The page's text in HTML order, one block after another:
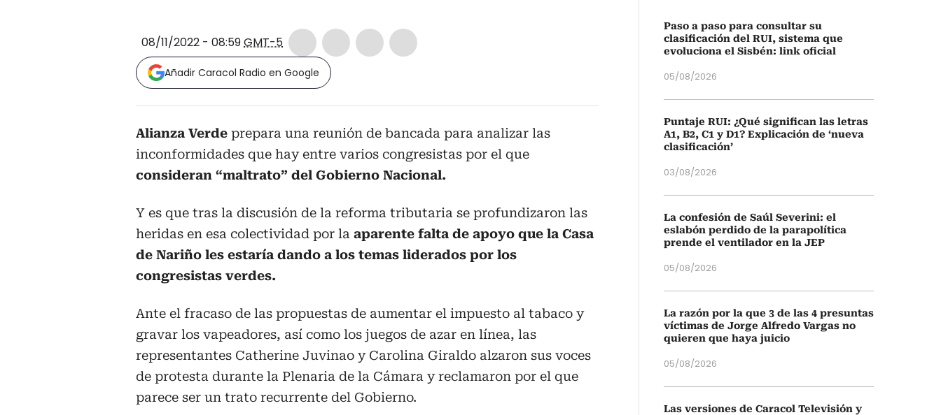
08/11/2022 - 08:59GMT-5
Añadir Caracol Radio en Google
Alianza Verde prepara una reunión de bancada para analizar las
inconformidades que hay entre varios congresistas por el que
consideran “maltrato” del Gobierno Nacional.
Y es que tras la discusión de la reforma tributaria se profundizaron las
heridas en esa colectividad por la aparente falta de apoyo que la Casa
de Nariño les estaría dando a los temas liderados por los
congresistas verdes.
Ante el fracaso de las propuestas de aumentar el impuesto al tabaco y
gravar los vapeadores, así como los juegos de azar en línea, las
representantes Catherine Juvinao y Carolina Giraldo alzaron sus voces
de protesta durante la Plenaria de la Cámara y reclamaron por el que
parece ser un trato recurrente del Gobierno.
Paso a paso para consultar su
clasificación del RUI, sistema que
evoluciona el Sisbén: link oficial
05/08/2026
Puntaje RUI: ¿Qué significan las letras
A1, B2, C1 y D1? Explicación de ‘nueva
clasificación’
03/08/2026
La confesión de Saúl Severini: el
eslabón perdido de la parapolítica
prende el ventilador en la JEP
05/08/2026
La razón por la que 3 de las 4 presuntas
víctimas de Jorge Alfredo Vargas no
quieren que haya juicio
05/08/2026
Las versiones de Caracol Televisión y